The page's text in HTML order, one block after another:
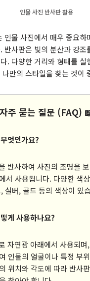
인물 사진 반사판 활용
인물 사진에서 매우 중요하
반사판은 빛의 분산과 강조
. 다양한 거리와 형태를 실
만의 스타일을 찾는 것이
자주 묻는 질문 (FAQ)
엇인가요?
반사하여 사진의 조명을
서 사용됩니다. 다양한 색
실버, 골드 등의 색상이 있
게 사용하나요?
자연광 아래에서 사용되
인물의 얼굴이나 특정 부
위치와 각도에 따라 반사